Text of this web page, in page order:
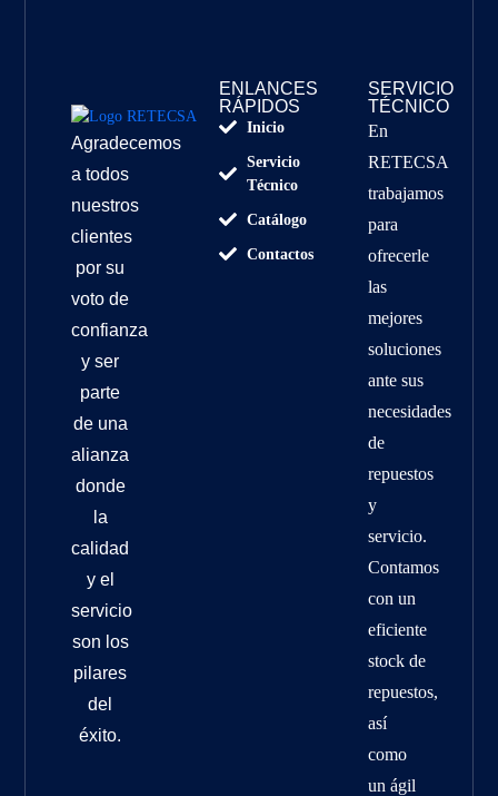
Agradecemos
a todos
nuestros
clientes
por su
voto de
confianza
y ser
parte
de una
alianza
donde
la
calidad
y el
servicio
son los
pilares
del
éxito.
ENLANCES
RÁPIDOS
Inicio
Servicio
Técnico
Catálogo
Contactos
SERVICIO
TÉCNICO
En
RETECSA
trabajamos
para
ofrecerle
las
mejores
soluciones
ante sus
necesidades
de
repuestos
y
servicio.
Contamos
con un
eficiente
stock de
repuestos,
así
como
un ágil